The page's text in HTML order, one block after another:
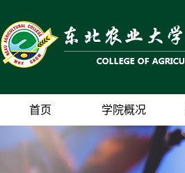
首页 学院概况